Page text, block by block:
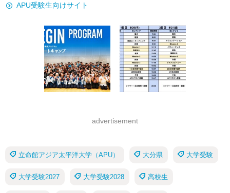
APU受験生向けサイト
advertisement
立命館アジア太平洋大学（APU） 大分県 大学受験
大学受験2027 大学受験2028 高校生